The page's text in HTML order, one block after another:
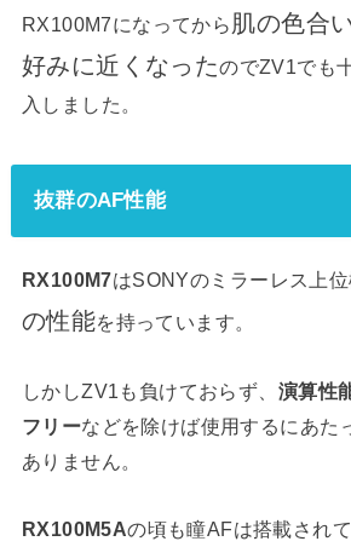
RX100M7になってから 肌の色合
好みに近くなったのでZV1でも
入しました。
抜群のAF性能
RX100M7はSONYのミラーレス上
の性能を持っています。
しかしZV1も負けておらず、 演算性
フリーなどを除けば使用するにあた
ありません。
RX100M5Aの頃も瞳AFは搭載され